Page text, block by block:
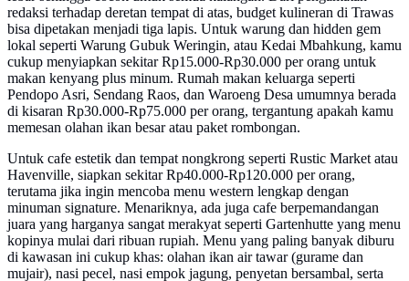
redaksi terhadap deretan tempat di atas, budget kulineran di Trawas
bisa dipetakan menjadi tiga lapis. Untuk warung dan hidden gem
lokal seperti Warung Gubuk Weringin, atau Kedai Mbahkung, kamu
cukup menyiapkan sekitar Rp15.000-Rp30.000 per orang untuk
makan kenyang plus minum. Rumah makan keluarga seperti
Pendopo Asri, Sendang Raos, dan Waroeng Desa umumnya berada
di kisaran Rp30.000-Rp75.000 per orang, tergantung apakah kamu
memesan olahan ikan besar atau paket rombongan.
Untuk cafe estetik dan tempat nongkrong seperti Rustic Market atau
Havenville, siapkan sekitar Rp40.000-Rp120.000 per orang,
terutama jika ingin mencoba menu western lengkap dengan
minuman signature. Menariknya, ada juga cafe berpemandangan
juara yang harganya sangat merakyat seperti Gartenhutte yang menu
kopinya mulai dari ribuan rupiah. Menu yang paling banyak diburu
di kawasan ini cukup khas: olahan ikan air tawar (gurame dan
mujair), nasi pecel, nasi empok jagung, penyetan bersambal, serta